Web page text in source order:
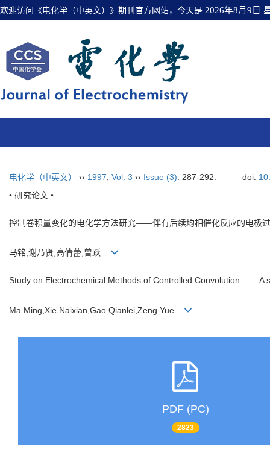
欢迎访问《电化学（中英文）》期刊官方网站，今天是 2026年8月9日
电化学（中英文） ›› 1997 Vol. 3 ›› Issue (3): 287-292. doi:
• 研究论文 •
控制卷积量变化的电化学方法研究——伴有后续均相催化反应的电极
马铭,谢乃贤,高倩蕾,曾跃
Study on Electrochemical Methods of Controlled Convolution
Ma Ming,Xie Naixian,Gao Qianlei,Zeng Yue
PDF (PC)
2823